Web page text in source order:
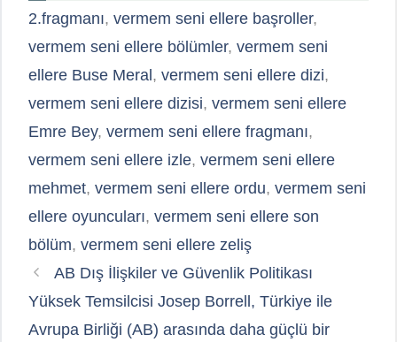
2.fragmanı, vermem seni ellere başroller,
vermem seni ellere bölümler, vermem seni
ellere Buse Meral, vermem seni ellere dizi,
vermem seni ellere dizisi, vermem seni ellere
Emre Bey, vermem seni ellere fragmanı,
vermem seni ellere izle, vermem seni ellere
mehmet, vermem seni ellere ordu, vermem seni
ellere oyuncuları, vermem seni ellere son
bölüm, vermem seni ellere zeliş
AB Dış İlişkiler ve Güvenlik Politikası
Yüksek Temsilcisi Josep Borrell, Türkiye ile
Avrupa Birliği (AB) arasında daha güçlü bir